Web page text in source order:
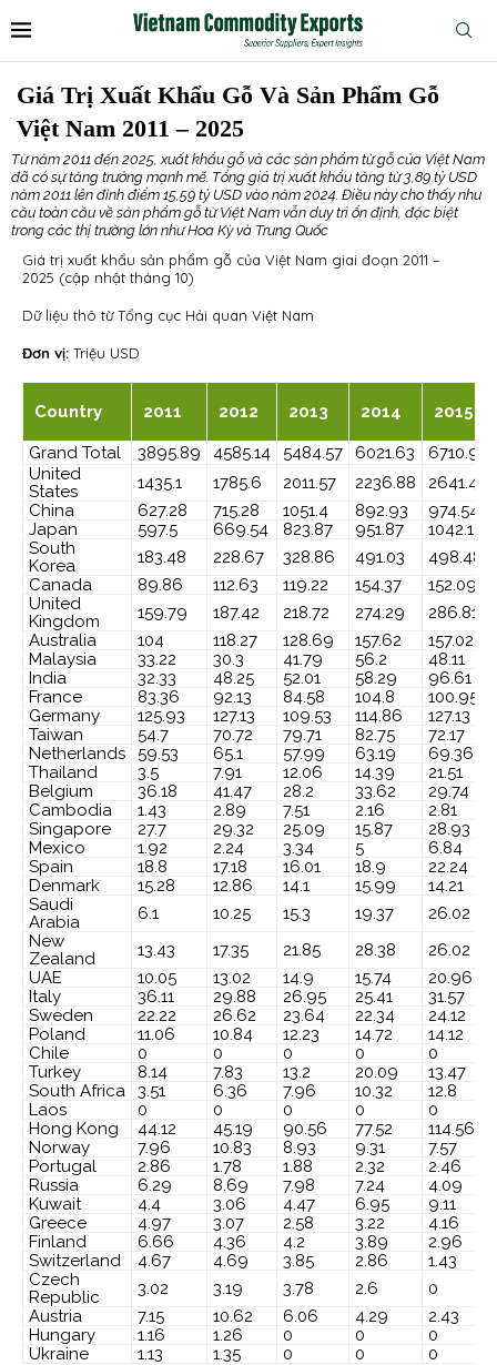
Giá Trị Xuất Khẩu Gỗ Và Sản Phẩm Gỗ
Việt Nam 2011 – 2025
Từ năm 2011 đến 2025, xuất khẩu gỗ và các sản phẩm từ gỗ của Việt Nam
đã có sự tăng trưởng mạnh mẽ. Tổng giá trị xuất khẩu tăng từ 3,89 tỷ USD
năm 2011 lên đỉnh điểm 15,59 tỷ USD vào năm 2024. Điều này cho thấy nhu
cầu toàn cầu về sản phẩm gỗ từ Việt Nam vẫn duy trì ổn định, đặc biệt
trong các thị trường lớn như Hoa Kỳ và Trung Quốc​
Giá trị xuất khẩu sản phẩm gỗ của Việt Nam giai đoạn 2011 –
2025 (cập nhật tháng 10)
Dữ liệu thô từ Tổng cục Hải quan Việt Nam
Đơn vị: Triệu USD
Country 2011 2012 2013 2014 2015
Grand Total 3895.89 4585.14 5484.57 6021.63
6710.99
United
States
1435.1 1785.6 2011.57 2236.88
2641.47
China
627.28 715.28 1051.4 892.93
974.54
Japan
597.5 669.54 823.87 951.87
1042.1
South
Korea
183.48 228.67 328.86 491.03
498.48
Canada
89.86 112.63 119.22 154.37
152.09
United
Kingdom
159.79 187.42 218.72 274.29
286.81
Australia
104 118.27 128.69 157.62
157.02
Malaysia
33.22 30.3 41.79 56.2
48.11
India
32.33 48.25 52.01 58.29
96.61
France
83.36 92.13 84.58 104.8
100.95
Germany
125.93 127.13 109.53 114.86
127.13
Taiwan
54.7 70.72 79.71 82.75
72.17
Netherlands
59.53 65.1 57.99 63.19
69.36
Thailand
3.5 7.91 12.06 14.39
21.51
Belgium
36.18 41.47 28.2 33.62
29.74
Cambodia
1.43 2.89 7.51 2.16
2.81
Singapore
27.7 29.32 25.09 15.87
28.93
Mexico
1.92 2.24 3.34 5
6.84
Spain
18.8 17.18 16.01 18.9
22.24
Denmark
15.28 12.86 14.1 15.99
14.21
Saudi
Arabia
6.1 10.25 15.3 19.37
26.02
New
Zealand
13.43 17.35 21.85 28.38
26.02
UAE
10.05 13.02 14.9 15.74
20.96
Italy
36.11 29.88 26.95 25.41
31.57
Sweden
22.22 26.62 23.64 22.34
24.12
Poland
11.06 10.84 12.23 14.72
14.12
Chile
0 0 0 0
0
Turkey
8.14 7.83 13.2 20.09
13.47
South Africa
3.51 6.36 7.96 10.32
12.8
Laos
0 0 0 0
0
Hong Kong
44.12 45.19 90.56 77.52
114.56
Norway
7.96 10.83 8.93 9.31
7.57
Portugal
2.86 1.78 1.88 2.32
2.46
Russia
6.29 8.69 7.98 7.24
4.09
Kuwait
4.4 3.06 4.47 6.95
9.11
Greece
4.97 3.07 2.58 3.22
4.16
Finland
6.66 4.36 4.2 3.89
2.96
Switzerland
4.67 4.69 3.85 2.86
1.43
Czech
Republic
3.02 3.19 3.78 2.6
0
Austria
7.15 10.62 6.06 4.29
2.43
Hungary
1.16 1.26 0 0
0
Ukraine
1.13 1.35 0 0 0